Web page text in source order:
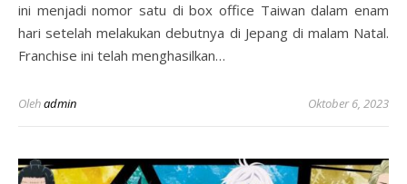
ini menjadi nomor satu di box office Taiwan dalam enam
hari setelah melakukan debutnya di Jepang di malam Natal.
Franchise ini telah menghasilkan…
Olehadmin Oktober 6, 2023